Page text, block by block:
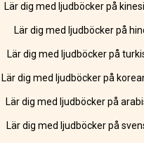
Lär dig med ljudböcker på
Lär dig med ljudböcker på
Lär dig med ljudböcker på
Lär dig med ljudböcker på
Lär dig med ljudböcker på
Lär dig med ljudböcker på